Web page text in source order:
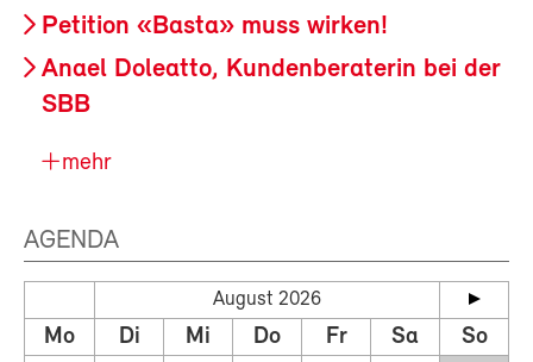
Petition «Basta» muss wirken!
Anael Doleatto, Kundenberaterin bei der
SBB
mehr
AGENDA
August 2026
Mo Di Mi Do Fr Sa So